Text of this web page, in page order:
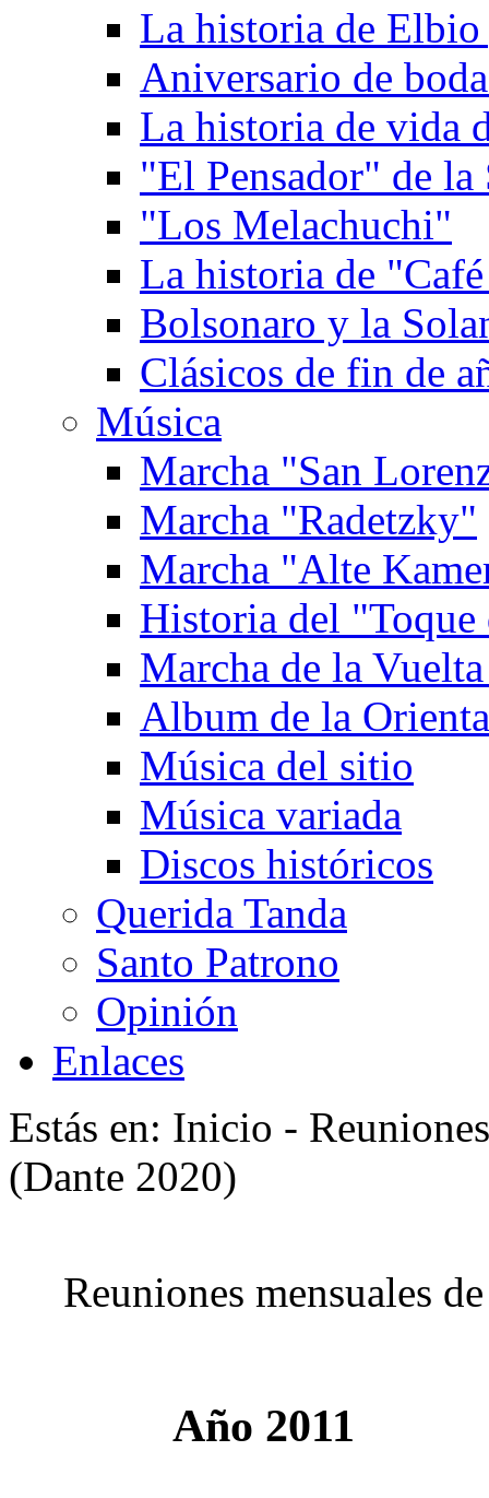
La historia de
Aniversario de
La historia de vida
"El Pensador" de
"Los Melachuchi"
La historia de
Bolsonaro y la
Clásicos de fin de
Música
Marcha "San
Marcha "Radetzky"
Marcha "Alte
Historia del
Marcha de la
Album de la
Música del sitio
Música variada
Discos históricos
Querida Tanda
Santo Patrono
Opinión
Enlaces
Estás en: Inicio -
(Dante 2020)
Reuniones mensuales
Año 2011